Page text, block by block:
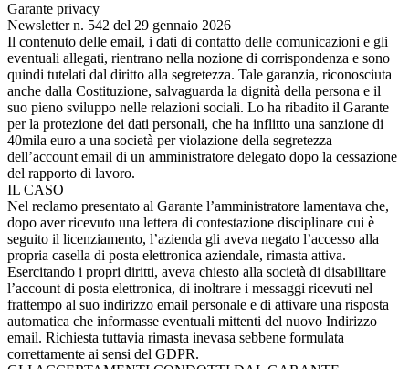
Garante privacy
Newsletter n. 542 del 29 gennaio 2026
Il contenuto delle email, i dati di contatto delle comunicazioni e gli
eventuali allegati, rientrano nella nozione di corrispondenza e sono
quindi tutelati dal diritto alla segretezza. Tale garanzia, riconosciuta
anche dalla Costituzione, salvaguarda la dignità della persona e il
suo pieno sviluppo nelle relazioni sociali. Lo ha ribadito il Garante
per la protezione dei dati personali, che ha inflitto una sanzione di
40mila euro a una società per violazione della segretezza
dell’account email di un amministratore delegato dopo la cessazione
del rapporto di lavoro.
IL CASO
Nel reclamo presentato al Garante l’amministratore lamentava che,
dopo aver ricevuto una lettera di contestazione disciplinare cui è
seguito il licenziamento, l’azienda gli aveva negato l’accesso alla
propria casella di posta elettronica aziendale, rimasta attiva.
Esercitando i propri diritti, aveva chiesto alla società di disabilitare
l’account di posta elettronica, di inoltrare i messaggi ricevuti nel
frattempo al suo indirizzo email personale e di attivare una risposta
automatica che informasse eventuali mittenti del nuovo Indirizzo
email. Richiesta tuttavia rimasta inevasa sebbene formulata
correttamente ai sensi del GDPR.